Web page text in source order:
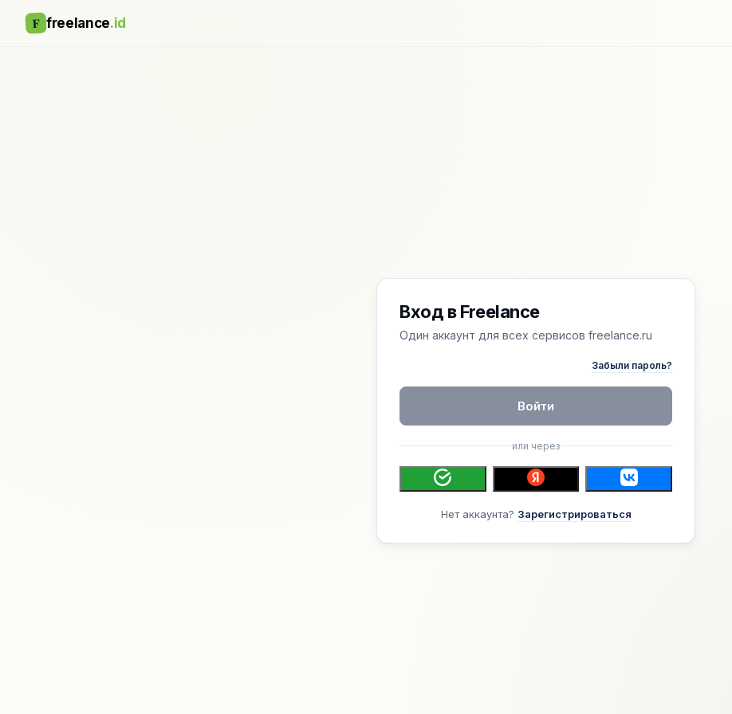
F freelance.id
Вход в Freelance
Один аккаунт для всех сервисов freelance.ru
Забыли пароль?
Войти
или через
Нет аккаунта? Зарегистрироваться